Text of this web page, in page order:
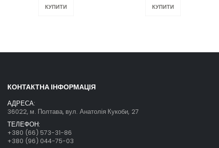
КУПИТИ КУПИТИ
КОНТАКТНА ІНФОРМАЦІЯ
АДРЕСА:
36022, м. Полтава, вул. Анатолія Кукоби, 27
ТЕЛЕФОН:
+380 (66) 573-31-86
+380 (96) 044-75-03